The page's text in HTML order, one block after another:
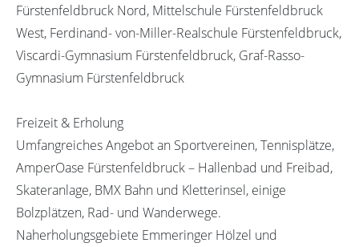
Fürstenfeldbruck Nord, Mittelschule Fürstenfeldbruck
West, Ferdinand- von-Miller-Realschule Fürstenfeldbruck,
Viscardi-Gymnasium Fürstenfeldbruck, Graf-Rasso-
Gymnasium Fürstenfeldbruck
Freizeit & Erholung
Umfangreiches Angebot an Sportvereinen, Tennisplätze,
AmperOase Fürstenfeldbruck – Hallenbad und Freibad,
Skateranlage, BMX Bahn und Kletterinsel, einige
Bolzplätzen, Rad- und Wanderwege.
Naherholungsgebiete Emmeringer Hölzel und